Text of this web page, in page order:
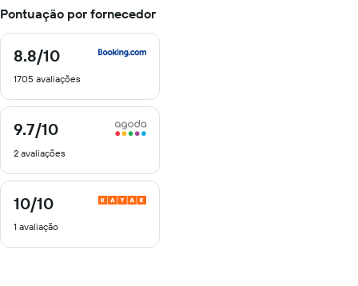
Pontuação por fornecedor
8.8/10
8.8
10
1705 avaliações
9.7/10
9.7
10
2 avaliações
10/10
10
10
1 avaliação